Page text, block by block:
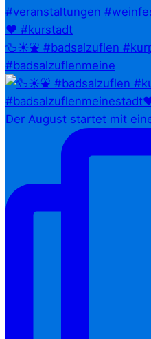
🦆☀️⛲ #badsalzuflen
#badsalzuflenmeine
Der August startet mit